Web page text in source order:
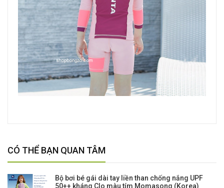
CÓ THỂ BẠN QUAN TÂM
Bộ bơi bé gái dài tay liền than chống nắng UPF
50++ kháng Clo màu tím Momasong (Korea)